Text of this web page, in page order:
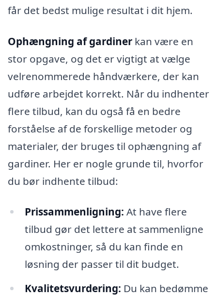
får det bedst mulige resultat i dit hjem.
Ophængning af gardiner kan være en
stor opgave, og det er vigtigt at vælge
velrenommerede håndværkere, der kan
udføre arbejdet korrekt. Når du indhenter
flere tilbud, kan du også få en bedre
forståelse af de forskellige metoder og
materialer, der bruges til ophængning af
gardiner. Her er nogle grunde til, hvorfor
du bør indhente tilbud:
Prissammenligning: At have flere
tilbud gør det lettere at sammenligne
omkostninger, så du kan finde en
løsning der passer til dit budget.
Kvalitetsvurdering: Du kan bedømme